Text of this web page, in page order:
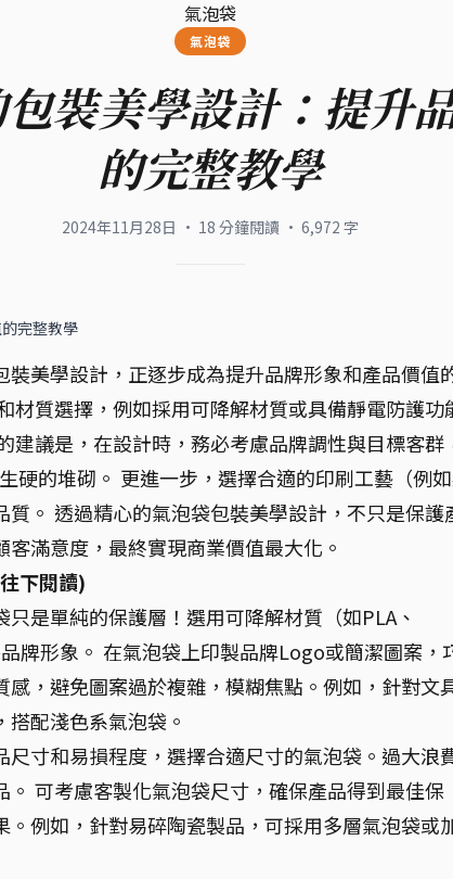
氣泡袋
氣泡袋
裝美學設計：提升
的完整教學
2024年11月28日 · 18 分鐘閱讀 · 6,972 字
完整教學
美學設計，正逐步成為提升品牌形象和產品價值
材質選擇，例如採用可降解材質或具備靜電防護功
建議是，在設計時，務必考慮品牌調性與目標客群
硬的堆砌。 更進一步，選擇合適的印刷工藝（例
。 透過精心的氣泡袋包裝美學設計，不只是保護
滿意度，最終實現商業價值最大化。
下閱讀)
只是單純的保護層！選用可降解材質（如PLA、
牌形象。 在氣泡袋上印製品牌Logo或簡潔圖案，
，避免圖案過於複雜，模糊焦點。例如，針對文
配淺色系氣泡袋。
尺寸和易損程度，選擇合適尺寸的氣泡袋。過大浪
可考慮客製化氣泡袋尺寸，確保產品得到最佳保
例如，針對易碎陶瓷製品，可採用多層氣泡袋或